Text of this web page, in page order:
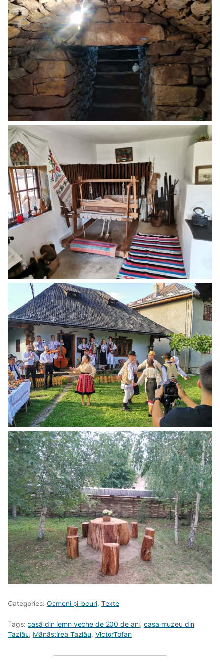
Categories: Oameni și locuri, Texte
Tags: casă din lemn veche de 200 de ani, casa muzeu din
Tazlău, Mănăstirea Tazlău, VictorTofan